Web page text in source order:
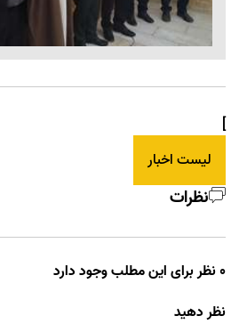
]
لیست اخبار
نظرات
0 نظر برای این مطلب وجود دارد
نظر دهید